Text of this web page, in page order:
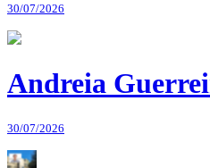
30/07/2026
Andreia
30/07/2026